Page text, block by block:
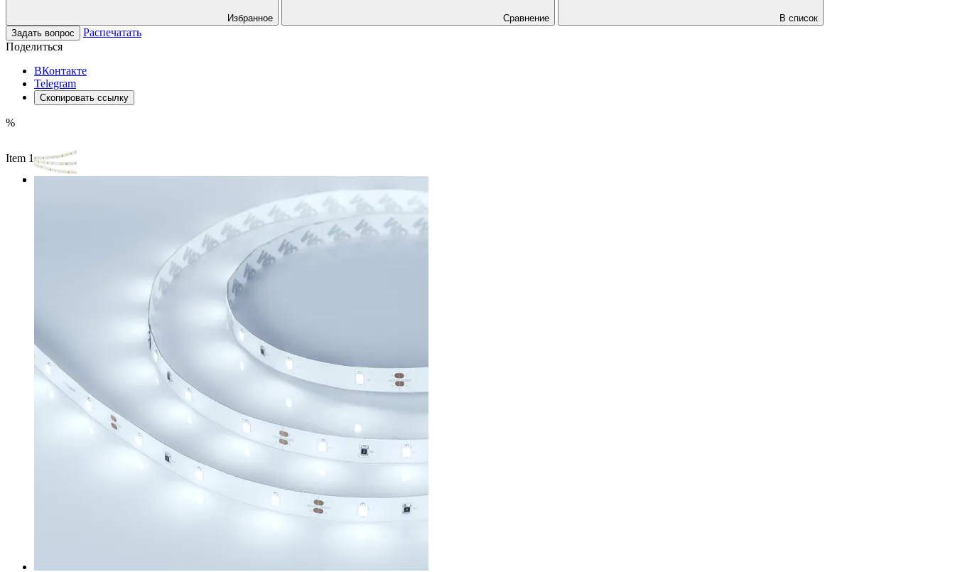
Избранное Сравнение
В список
Задать вопрос
Распечатать
Поделиться
ВКонтакте
Telegram
Скопировать ссылку
%
Item 1 of 3